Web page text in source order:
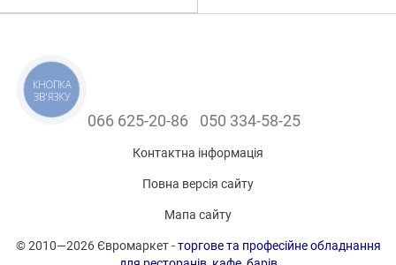
066 625-20-86 050 334-58-25
Контактна інформація
Повна версія сайту
Мапа сайту
© 2010—2026 Євромаркет -торгове та професійне обладнання
КНОПКА
ЗВ'ЯЗКУ